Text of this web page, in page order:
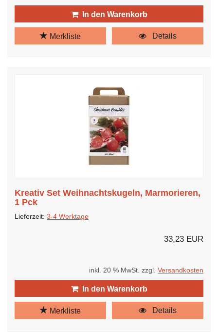
In den Warenkorb
Merkliste Details
Kreativ Set Weihnachtskugeln, Marmorieren,
1 Pck
Lieferzeit: 3-4 Werktage
33,23 EUR
inkl. 20 % MwSt. zzgl. Versandkosten
In den Warenkorb
Merkliste Details